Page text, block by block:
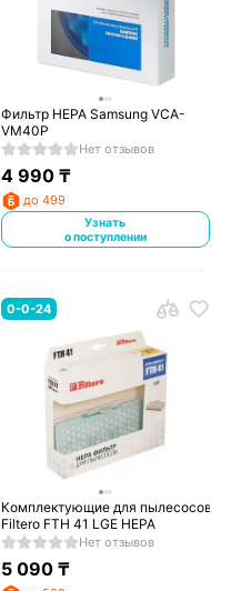
Фильтр HEPA Samsung VCA-
VM40P
Нет отзывов
4 990 ₸
до 499
Узнать
о поступлении
0-0-24
Комплектующие для пылесосов
Filtero FTH 41 LGE HEPA
Нет отзывов
5 090 ₸